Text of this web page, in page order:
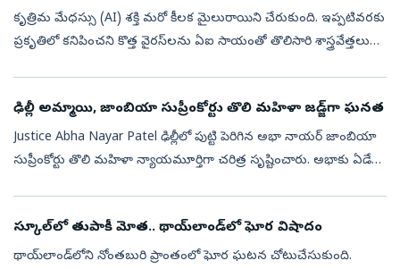
కృత్రిమ మేధస్సు (AI) శక్తి మరో కీలక మైలురాయిని చేరుకుంది. ఇప్పటివరకు
ప్రకృతిలో కనిపించని కొత్త వైరస్‌లను ఏఐ సాయంతో తొలిసారి శాస్త్రవేత్తలు
ఢిల్లీ అమ్మాయి, జాంబియా సుప్రీంకోర్టు తొలి మహిళా జడ్జ్‌గా ఘనత
Justice Abha Nayar Patel ఢిల్లీలో పుట్టి పెరిగిన అభా నాయర్‌ జాంబియా
సుప్రీంకోర్టు తొలి మహిళా న్యాయమూర్తిగా చరిత్ర సృష్టించారు. అభాకు ఏడేళ్ల
స్కూల్‌లో తుపాకీ మోత.. థాయ్‌లాండ్‌లో ఘోర విషాదం
థాయ్‌లాండ్‌లోని నోంతబురి ప్రాంతంలో ఘోర ఘటన చోటుచేసుకుంది.